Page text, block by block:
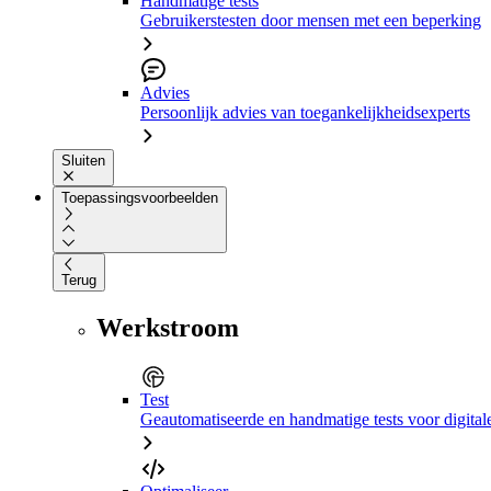
Gebruikerstesten door mensen met een beperking
Advies
Persoonlijk advies van toegankelijkheidsexperts
Sluiten
Toepassingsvoorbeelden
Terug
Werkstroom
Test
Geautomatiseerde en handmatige tests voor